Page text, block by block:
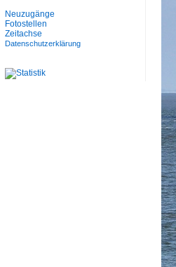
Neuzugänge
Fotostellen
Zeitachse
Datenschutzerklärung